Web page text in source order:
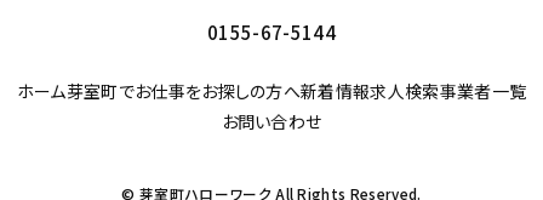
0155-67-5144
ホーム芽室町でお仕事をお探しの方へ新着情報求人検索事業者一覧
お問い合わせ
© 芽室町ハローワーク All Rights Reserved.